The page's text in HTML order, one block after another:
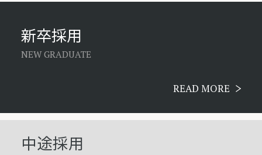
新卒採用
NEW GRADUATE
READ MORE
中途採用